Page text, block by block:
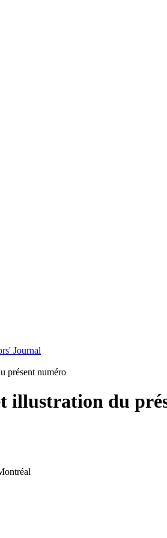
Journal
présent numéro
illustration du